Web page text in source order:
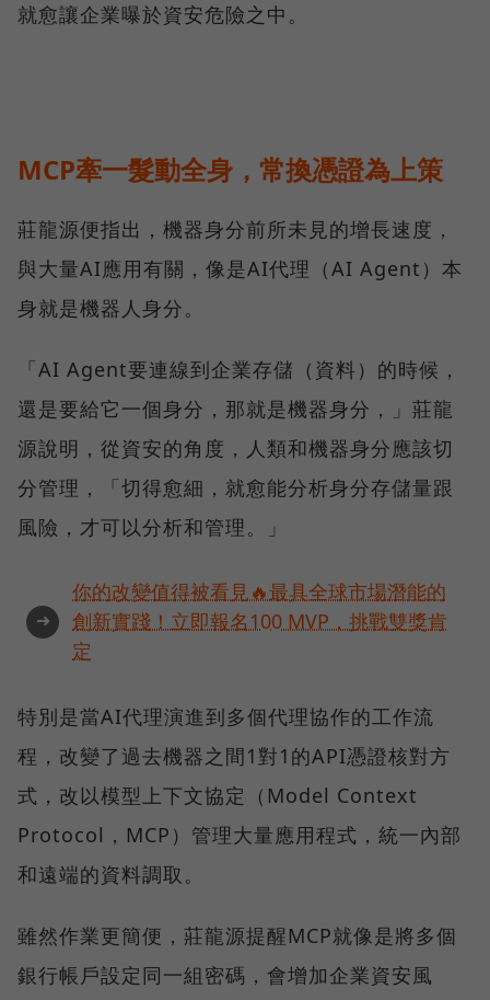
就愈讓企業曝於資安危險之中。
MCP牽一髮動全身，常換憑證為上策
莊龍源便指出，機器身分前所未見的增長速度，
與大量AI應用有關，像是AI代理（AI Agent）本
身就是機器人身分。
「AI Agent要連線到企業存儲（資料）的時候，
還是要給它一個身分，那就是機器身分，」莊龍
源說明，從資安的角度，人類和機器身分應該切
分管理，「切得愈細，就愈能分析身分存儲量跟
風險，才可以分析和管理。」
➜
你的改變值得被看見🔥最具全球市場潛能的
創新實踐！立即報名100 MVP，挑戰雙獎肯
定
特別是當AI代理演進到多個代理協作的工作流
程，改變了過去機器之間1對1的API憑證核對方
式，改以模型上下文協定（Model Context
Protocol，MCP）管理大量應用程式，統一內部
和遠端的資料調取。
雖然作業更簡便，莊龍源提醒MCP就像是將多個
銀行帳戶設定同一組密碼，會增加企業資安風